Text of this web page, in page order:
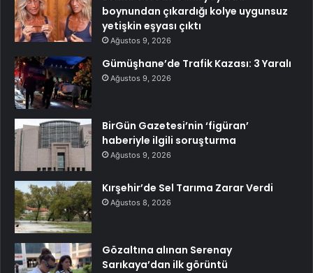
boynundan çıkardığı kolye uygunsuz
yetişkin eşyası çıktı
Ağustos 9, 2026
Gümüşhane’de Trafik Kazası: 3 Yaralı
Ağustos 9, 2026
BirGün Gazetesi’nin ‘figüran’
haberiyle ilgili soruşturma
Ağustos 9, 2026
Kırşehir’de Sel Tarıma Zarar Verdi
Ağustos 8, 2026
Gözaltına alınan Serenay
Sarıkaya’dan ilk görüntü